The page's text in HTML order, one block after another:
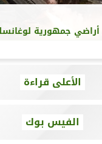
أراضي جمهورية
الأعلى قراءة
الفيس بوك